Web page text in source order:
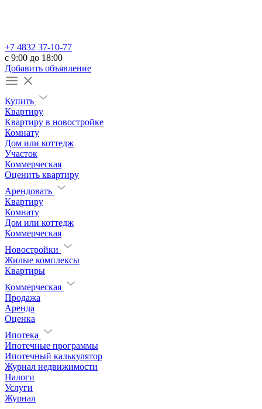
+7 4832 37-10-77
c 9:00 до 18:00
Добавить объявление
Купить
Квартиру
Квартиру в новостройке
Комнату
Дом или коттедж
Участок
Коммерческая
Оценить квартиру
Арендовать
Квартиру
Комнату
Дом или коттедж
Коммерческая
Новостройки
Жилые комплексы
Квартиры
Коммерческая
Продажа
Аренда
Оценка
Ипотека
Ипотечные программы
Ипотечный калькулятор
Журнал недвижимости
Налоги
Услуги
Журнал